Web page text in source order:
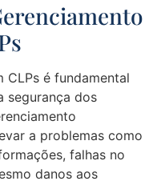
CLPs é fundamental
segurança dos
a problemas como
falhas no
danos aos